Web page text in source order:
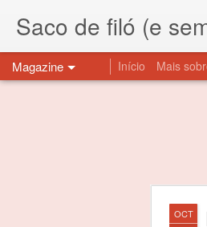
Saco de filó (e
Magazine Início Mais
OCT